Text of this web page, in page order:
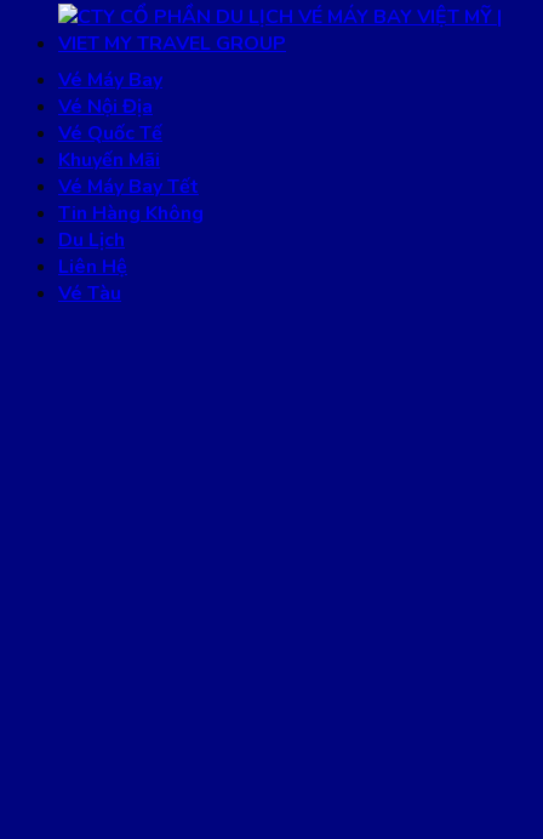
Vé Máy Bay
Vé Nội Địa
Vé Quốc Tế
Khuyến Mãi
Vé Máy Bay Tết
Tin Hàng Không
Du Lịch
Liên Hệ
Vé Tàu